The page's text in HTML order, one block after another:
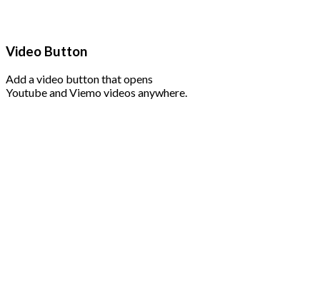
Video Button
Add a video button that opens
Youtube and Viemo videos anywhere.